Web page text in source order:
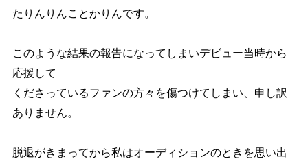
たりんりんことかりんです。
このような結果の報告になってしまいデビュー当時から
応援して
くださっているファンの方々を傷つけてしまい、申し訳
ありません。
脱退がきまってから私はオーディションのときを思い出